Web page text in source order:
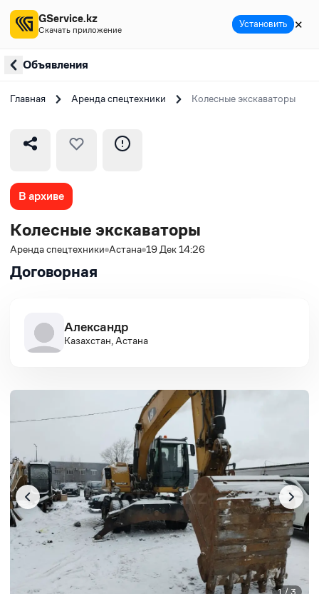
Объявления
Главная Аренда спецтехники Колесные экскаваторы
В архиве
Колесные экскаваторы
Аренда спецтехники Астана 19 Дек 14:26
Договорная
Александр
Казахстан, Астана
1 / 3
GService.kz
Скачать приложение Установить ✕